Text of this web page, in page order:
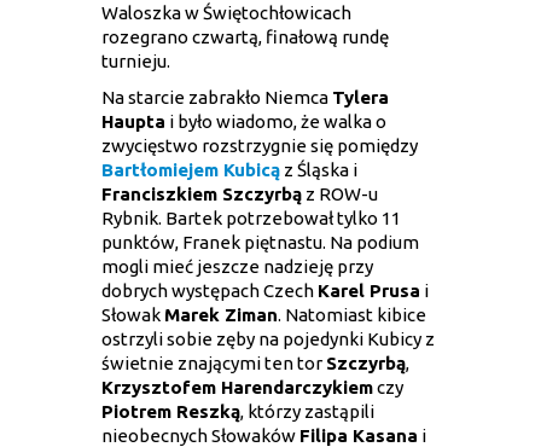
Waloszka w Świętochłowicach
rozegrano czwartą, finałową rundę
turnieju.
Na starcie zabrakło Niemca Tylera
Haupta i było wiadomo, że walka o
zwycięstwo rozstrzygnie się pomiędzy
Bartłomiejem Kubicą z Śląska i
Franciszkiem Szczyrbą z ROW-u
Rybnik. Bartek potrzebował tylko 11
punktów, Franek piętnastu. Na podium
mogli mieć jeszcze nadzieję przy
dobrych występach Czech Karel Prusa i
Słowak Marek Ziman. Natomiast kibice
ostrzyli sobie zęby na pojedynki Kubicy z
świetnie znającymi ten tor Szczyrbą,
Krzysztofem Harendarczykiemczy
Piotrem Reszką, którzy zastąpili
nieobecnych Słowaków Filipa Kasana i